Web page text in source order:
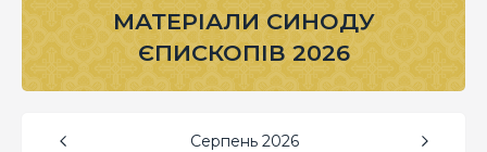
МАТЕРІАЛИ СИНОДУ
ЄПИСКОПІВ 2026
Серпень 2026